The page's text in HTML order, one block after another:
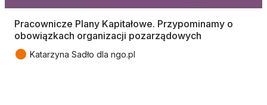
Pracownicze Plany Kapitałowe. Przypominamy o
obowiązkach organizacji pozarządowych
● Katarzyna Sadło dla ngo.pl